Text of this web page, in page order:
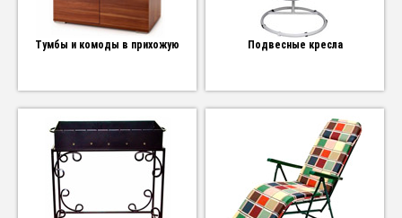
Тумбы и комоды в прихожую Подвесные кресла